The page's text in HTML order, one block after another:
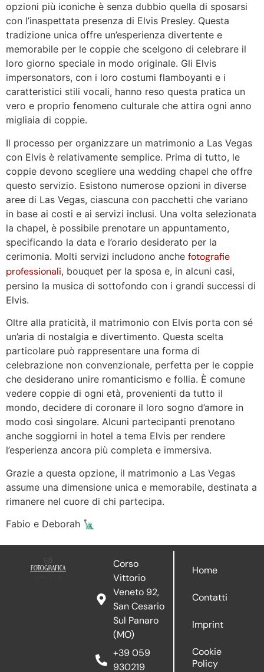
opzioni più iconiche è senza dubbio quella di sposarsi
con l’inaspettata presenza di Elvis Presley. Questa
tradizione unica offre un’esperienza divertente e
memorabile per le coppie che scelgono di celebrare il
loro giorno speciale in modo originale. Gli Elvis
impersonators, con i loro costumi flamboyanti e i
caratteristici stili vocali, hanno reso questa pratica un
vero e proprio fenomeno culturale che attira ogni anno
migliaia di coppie.
Il processo per organizzare un matrimonio a Las Vegas
con Elvis è relativamente semplice. Prima di tutto, le
coppie devono scegliere una wedding chapel che offre
questo servizio. Esistono numerose opzioni in diverse
aree di Las Vegas, ciascuna con pacchetti che variano
in base ai costi e ai servizi inclusi. Una volta selezionata
la chapel, è possibile prenotare un appuntamento,
specificando la data e l’orario desiderato per la
cerimonia. Molti servizi includono anche fotografie
professionali, bouquet per la sposa e, in alcuni casi,
persino la musica di sottofondo con i grandi successi di
Elvis.
Oltre alla praticità, il matrimonio con Elvis porta con sé
un’aria di nostalgia e divertimento. Questa scelta
particolare può rappresentare una forma di
celebrazione non convenzionale, perfetta per le coppie
che desiderano unire romanticismo e follia. È comune
vedere coppie di ogni età, provenienti da tutto il
mondo, decidere di coronare il loro sogno d’amore in
modo così singolare. Alcuni partecipanti prenotano
anche soggiorni in hotel a tema Elvis per rendere
l’esperienza ancora più completa e immersiva.
Grazie a questa opzione, il matrimonio a Las Vegas
assume una dimensione unica e memorabile, destinata a
rimanere nel cuore di chi partecipa.
Fabio e Deborah 🗽
Corso
Vittorio
Veneto 92,
San Cesario
Sul Panaro
(MO)
+39 059
930219
Home
Contatti
Imprint
Cookie
Policy